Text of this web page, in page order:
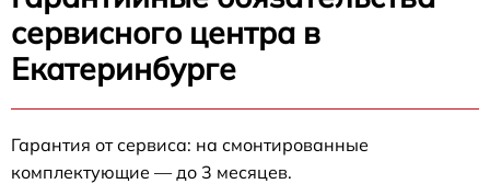
сервисного центра в
Екатеринбурге
Гарантия от сервиса: на смонтированные
комплектующие — до 3 месяцев.